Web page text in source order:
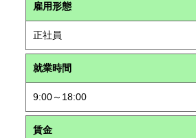
雇用形態
正社員
就業時間
9:00～18:00
賃金